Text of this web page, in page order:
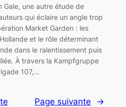
Gale, une autre étude de
qui éclaire un angle trop
Market Garden : les
et le rôle déterminant
dans le ralentissement puis
À travers la Kampfgruppe
107,…
Page suivante →